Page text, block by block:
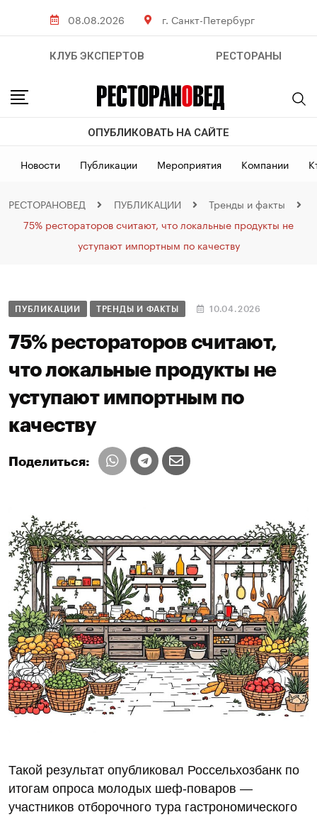
08.08.2026 г. Санкт-Петербург
КЛУБ ЭКСПЕРТОВ РЕСТОРАНЫ
ОПУБЛИКОВАТЬ НА САЙТЕ
Новости Публикации Мероприятия Компании
РЕСТОРАНОВЕД ПУБЛИКАЦИИ
Тренды и факты
75% рестораторов считают, что локальные продукты не
уступают импортным по качеству
ПУБЛИКАЦИИ ТРЕНДЫ И ФАКТЫ 10.04.2026
75% рестораторов считают,
что локальные продукты не
уступают импортным по
качеству
Поделиться:
Такой результат опубликовал Россельхозбанк по
итогам опроса молодых шеф‑поваров —
участников отборочного тура гастрономического